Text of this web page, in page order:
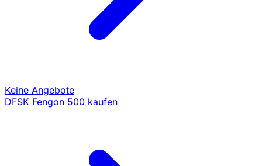
Keine Angebote
DFSK Fengon 500 kaufen